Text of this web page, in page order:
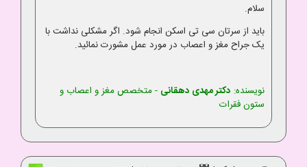
سلام.
باید از سرتان سی تی اسکن انجام شود. اگر مشکلی نداشت با
یک جراح مغز و اعصاب در مورد عمل مشورت نمائید.
نویسنده: دکتر مهدی دهقانی - متخصص مغز و اعصاب و
ستون فقرات